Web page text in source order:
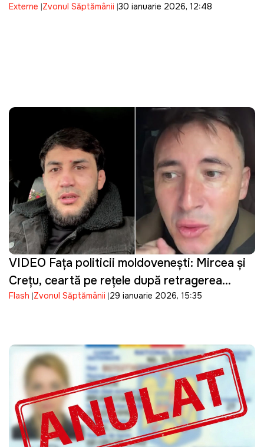
2026
Externe Zvonul Săptămânii 30 ianuarie 2026, 12:48
VIDEO Fața politicii moldovenești: Mircea și
Crețu, ceartă pe rețele după retragerea
Anastasiei din Parlament
Flash Zvonul Săptămânii 29 ianuarie 2026, 15:35